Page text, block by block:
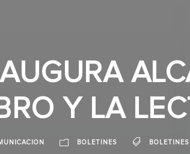
Y LA
BOLETINES BOLETINES